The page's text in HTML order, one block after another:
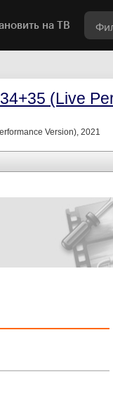
на ТВ
(Live
Version), 2021